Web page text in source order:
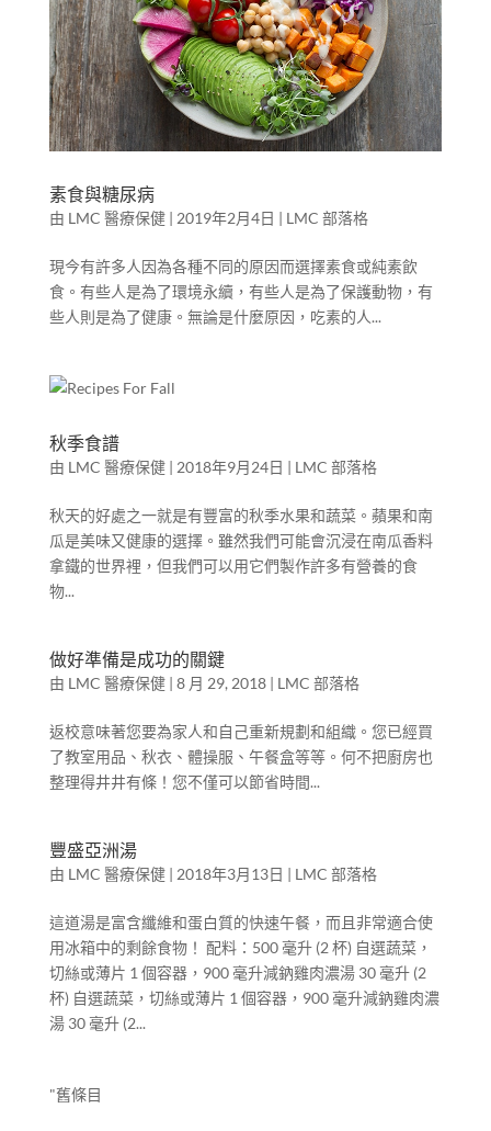
素食與糖尿病
由 LMC 醫療保健| 2019年2月4日 | LMC 部落格
現今有許多人因為各種不同的原因而選擇素食或純素飲
食。有些人是為了環境永續，有些人是為了保護動物，有
些人則是為了健康。無論是什麼原因，吃素的人...
秋季食譜
由 LMC 醫療保健| 2018年9月24日 | LMC 部落格
秋天的好處之一就是有豐富的秋季水果和蔬菜。蘋果和南
瓜是美味又健康的選擇。雖然我們可能會沉浸在南瓜香料
拿鐵的世界裡，但我們可以用它們製作許多有營養的食
物...
做好準備是成功的關鍵
由 LMC 醫療保健| 8 月 29, 2018| LMC 部落格
返校意味著您要為家人和自己重新規劃和組織。您已經買
了教室用品、秋衣、體操服、午餐盒等等。何不把廚房也
整理得井井有條！您不僅可以節省時間...
豐盛亞洲湯
由 LMC 醫療保健| 2018年3月13日 | LMC 部落格
這道湯是富含纖維和蛋白質的快速午餐，而且非常適合使
用冰箱中的剩餘食物！ 配料：500 毫升 (2 杯) 自選蔬菜，
切絲或薄片 1 個容器，900 毫升減鈉雞肉濃湯 30 毫升 (2
杯) 自選蔬菜，切絲或薄片 1 個容器，900 毫升減鈉雞肉濃
湯 30 毫升 (2...
"舊條目